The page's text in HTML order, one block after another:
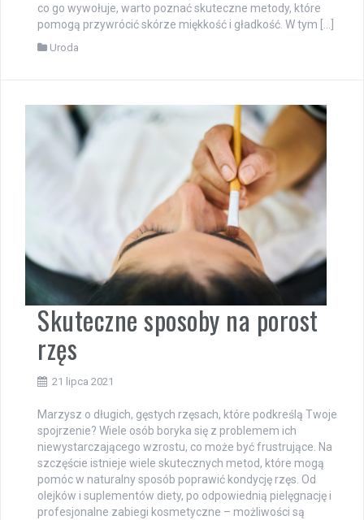
co go wywołuje, warto poznać skuteczne metody, które
pomogą przywrócić skórze miękkość i gładkość. W tym […]
Uroda
Skuteczne sposoby na porost
rzęs
21 lipca 2021
Marzysz o długich, gęstych rzęsach, które podkreślą Twoje
spojrzenie? Wiele osób boryka się z problemem ich
niewystarczającego wzrostu, co może być frustrujące. Na
szczęście istnieje wiele skutecznych metod, które mogą
pomóc w naturalny sposób poprawić kondycję rzęs. Od
olejków i suplementów diety, po odpowiednią pielęgnację i
profesjonalne zabiegi kosmetyczne – możliwości są